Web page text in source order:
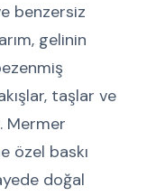
benzersiz
gelinin
taşlar ve
Mermer
özel baskı
doğal